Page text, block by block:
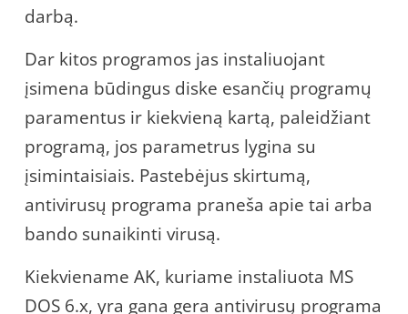
darbą.
Dar kitos programos jas instaliuojant
įsimena būdingus diske esančių programų
paramentus ir kiekvieną kartą, paleidžiant
programą, jos parametrus lygina su
įsimintaisiais. Pastebėjus skirtumą,
antivirusų programa praneša apie tai arba
bando sunaikinti virusą.
Kiekviename AK, kuriame instaliuota MS
DOS 6.x, yra gana gera antivirusų programa